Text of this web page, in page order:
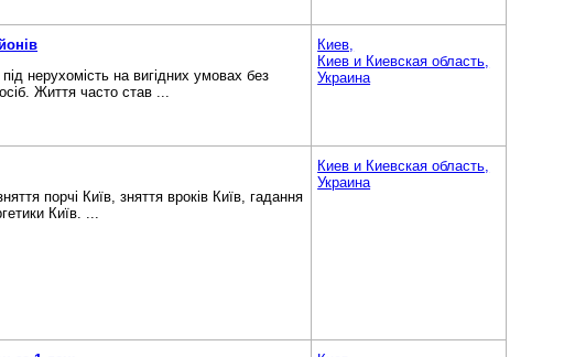
нерухомість на вигідних умовах без
Життя часто став ...
Киев,
Киев и Киевская область,
Украина
порчі Київ, зняття вроків Київ, гадання
Київ. ...
Киев и Киевская область,
Украина